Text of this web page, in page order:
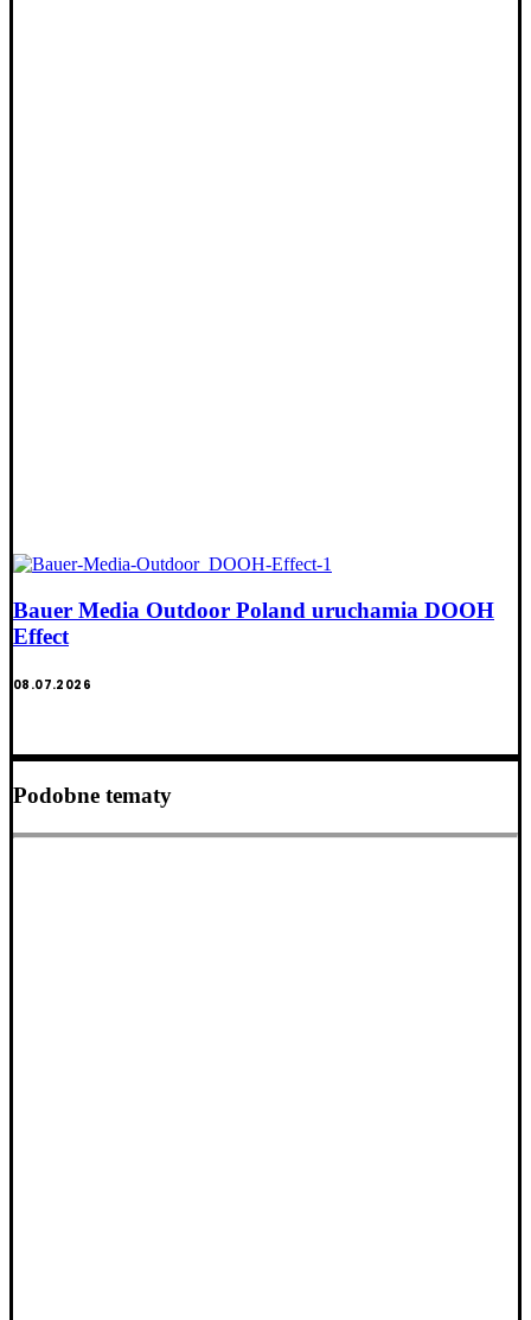
Bauer Media Outdoor Poland uruchamia DOOH
Effect
08.07.2026
Podobne tematy